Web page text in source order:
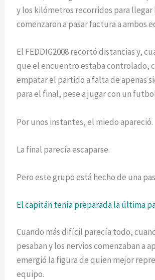
y los kilómetros recorridos para llegar
comenzaron a pasar factura a ambos
El FEDDIG2008 recortó distancias y,
que el encuentro estaba controlado,
empatar el partido a falta de apenas
para el final, pese a jugar con un
Por unos instantes, el miedo apareció.
La final parecía escaparse.
Pero este grupo está hecho de una
El capitán tenía preparada la última
Cuando más difícil parecía todo,
pesaban y los nervios comenzaban a
emergió la figura de quien mejor
equipo.